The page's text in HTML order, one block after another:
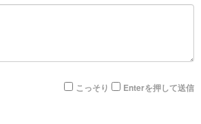
こっそり Enterを押して送信